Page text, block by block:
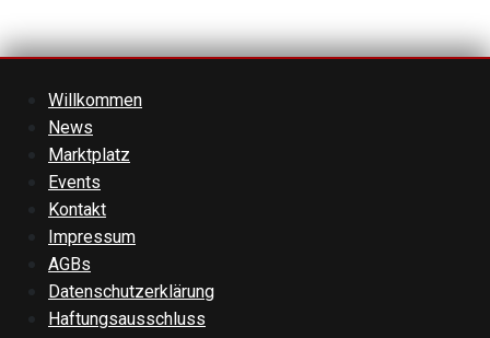
Willkommen
News
Marktplatz
Events
Kontakt
Impressum
AGBs
Datenschutzerklärung
Haftungsausschluss